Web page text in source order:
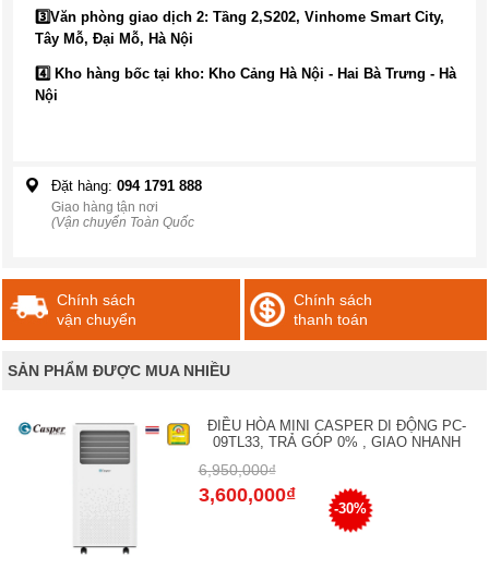
3️⃣Văn phòng giao dịch 2: Tầng 2,S202, Vinhome Smart City,
Tây Mỗ, Đại Mỗ, Hà Nội
4️⃣ Kho hàng bốc tại kho: Kho Cảng Hà Nội - Hai Bà Trưng - Hà
Nội
Đặt hàng: 094 1791 888
Giao hàng tận nơi
(Vận chuyển Toàn Quốc
Chính sách
vận chuyển
Chính sách
thanh toán
SẢN PHẨM ĐƯỢC MUA NHIỀU
ĐIỀU HÒA MINI CASPER DI ĐỘNG PC-
09TL33, TRẢ GÓP 0% , GIAO NHANH
6,950,000₫
3,600,000₫
-30%